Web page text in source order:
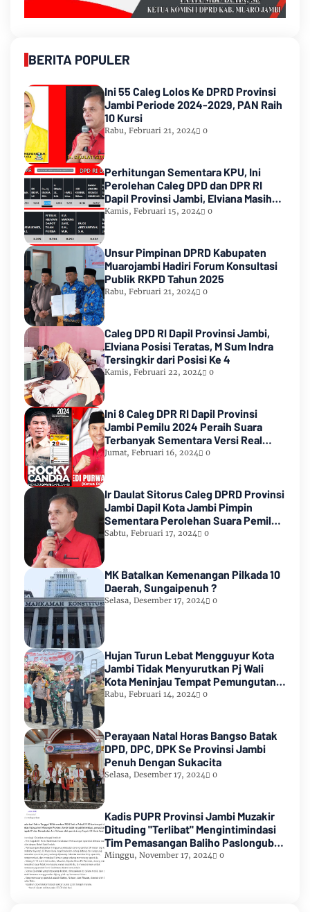
BERITA POPULER
Ini 55 Caleg Lolos Ke DPRD Provinsi
Jambi Periode 2024-2029, PAN Raih
10 Kursi
Rabu, Februari 21, 2024 0
Perhitungan Sementara KPU, Ini
Perolehan Caleg DPD dan DPR RI
Dapil Provinsi Jambi, Elviana Masih
Urutan Kedua Teratas
Kamis, Februari 15, 2024 0
Unsur Pimpinan DPRD Kabupaten
Muarojambi Hadiri Forum Konsultasi
Publik RKPD Tahun 2025
Rabu, Februari 21, 2024 0
Caleg DPD RI Dapil Provinsi Jambi,
Elviana Posisi Teratas, M Sum Indra
Tersingkir dari Posisi Ke 4
Kamis, Februari 22, 2024 0
Ini 8 Caleg DPR RI Dapil Provinsi
Jambi Pemilu 2024 Peraih Suara
Terbanyak Sementara Versi Real
Count KPU RI
Jumat, Februari 16, 2024 0
Ir Daulat Sitorus Caleg DPRD Provinsi
Jambi Dapil Kota Jambi Pimpin
Sementara Perolehan Suara Pemilu
2024
Sabtu, Februari 17, 2024 0
MK Batalkan Kemenangan Pilkada 10
Daerah, Sungaipenuh ?
Selasa, Desember 17, 2024 0
Hujan Turun Lebat Mengguyur Kota
Jambi Tidak Menyurutkan Pj Wali
Kota Meninjau Tempat Pemungutan
Suara Pemilu 2024
Rabu, Februari 14, 2024 0
Perayaan Natal Horas Bangso Batak
DPD, DPC, DPK Se Provinsi Jambi
Penuh Dengan Sukacita
Selasa, Desember 17, 2024 0
Kadis PUPR Provinsi Jambi Muzakir
Dituding "Terlibat" Mengintimindasi
Tim Pemasangan Baliho Paslongub
Romi-Sudirman
Minggu, November 17, 2024 0